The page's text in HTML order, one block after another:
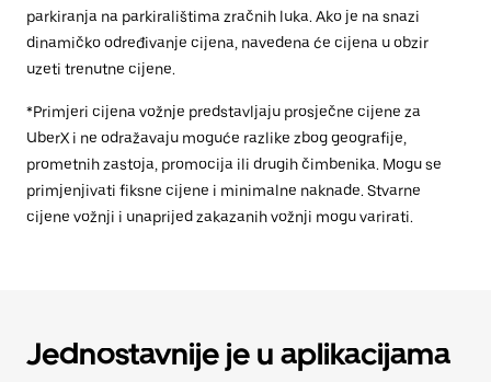
parkiranja na parkiralištima zračnih luka. Ako je na snazi
dinamičko određivanje cijena, navedena će cijena u obzir
uzeti trenutne cijene.
*Primjeri cijena vožnje predstavljaju prosječne cijene za
UberX i ne odražavaju moguće razlike zbog geografije,
prometnih zastoja, promocija ili drugih čimbenika. Mogu se
primjenjivati fiksne cijene i minimalne naknade. Stvarne
cijene vožnji i unaprijed zakazanih vožnji mogu varirati.
Jednostavnije je u aplikacijama